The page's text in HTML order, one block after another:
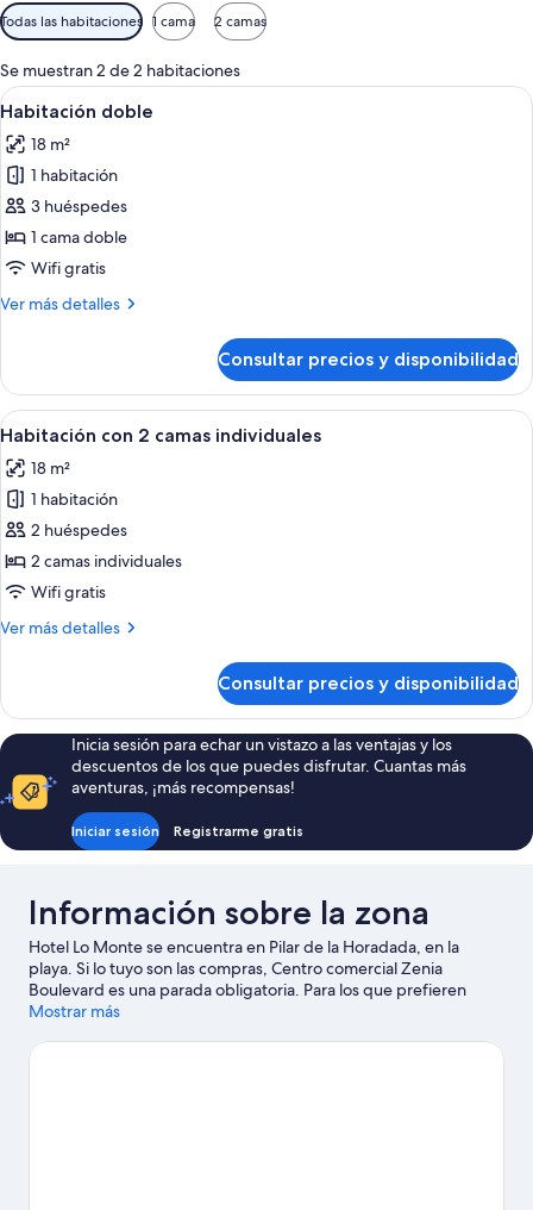
Filtros
disponibles
para
las
habitaciones
Todas las habitaciones 1 cama 2 camas
Se muestran 2 de 2 habitaciones
Abrir
todas
las
fotos
de
Habitación
doble
Un dormitorio con cama, dos
12
Habitación doble
18 m²
1 habitación
3 huéspedes
1 cama doble
Wifi gratis
Ver más detalles
Más
doble
Consultar precios y disponibilidad
Abrir
todas
las
fotos
de
Habitación
con
camas
Habitación de hotel con dos camas,
10
Habitación con 2 camas individuales
18 m²
1 habitación
2 huéspedes
2 camas individuales
Wifi gratis
Ver más detalles
Más
con
2
camas
individuales
Consultar precios y disponibilidad
Inicia sesión para echar un vistazo a las ventajas y los
descuentos de los que puedes disfrutar. Cuantas más
aventuras, ¡más recompensas!
Iniciar sesión Registrarme gratis
Información sobre la zona
Hotel Lo Monte se encuentra en Pilar de la Horadada, en la
playa. Si lo tuyo son las compras, Centro comercial Zenia
Boulevard es una parada obligatoria. Para los que prefieren
sumergirse en la naturaleza, Playa de Cabo Roig y Playa La Zenia
Minigolf Las Salinas también merecen la pena.
Mostrar más